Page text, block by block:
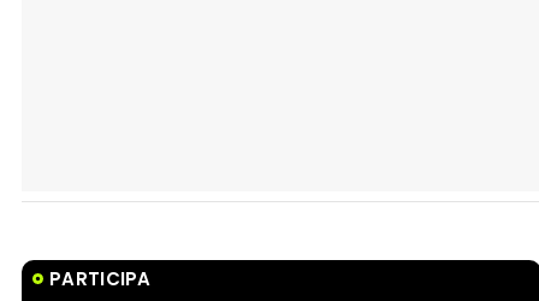
PARTICIPA